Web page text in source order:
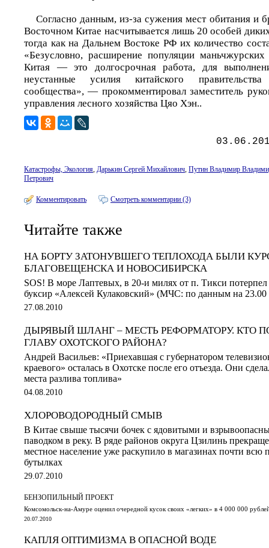
Согласно данным, из-за сужения мест обитания и
Восточном Китае насчитывается лишь 20 особей
тогда как на Дальнем Востоке РФ их количество
«Безусловно, расширение популяции
Китая — это долгосрочная работа, для
неустанные усилия китайского
сообщества», — прокомментировал заместитель
управления лесного хозяйства Цяо Хэн..
Катастрофы, Экология, Дарькин Сергей Михайлович, Путин Владимир
Петрович
Комментировать Смотреть комментарии (3)
Читайте также
НА БОРТУ ЗАТОНУВШЕГО ТЕПЛОХОДА БЫЛИ
БЛАГОВЕЩЕНСКА И НОВОСИБИРСКА
SOS! В море Лаптевых, в 20-и милях от п. Тикси
буксир «Алексей Кулаковский» (МЧС: по данным на 23.00
27.08.2010
ДЫРЯВЫЙ ШЛАНГ – МЕСТЬ РЕФОРМАТОРУ. КТО
ГЛАВУ ОХОТСКОГО РАЙОНА?
Андрей Васильев: «Приехавшая с губернатором
краевого» осталась в Охотске после его отъезда. Они
места разлива топлива»
04.08.2010
ХЛОРОВОДОРОДНЫЙ СМЫВ
В Китае свыше тысячи бочек с ядовитыми и
паводком в реку. В ряде районов округа Цзилинь
местное население уже раскупило в магазинах почти всю
бутылках
29.07.2010
БЕНЗОПИЛЬНЫЙ ПРОЕКТ
Комсомольск-на-Амуре оценил очередной кусок своих «легких» в 4 000 000
20.07.2010
КАПЛЯ ОПТИМИЗМА В ОПАСНОЙ ВОДЕ